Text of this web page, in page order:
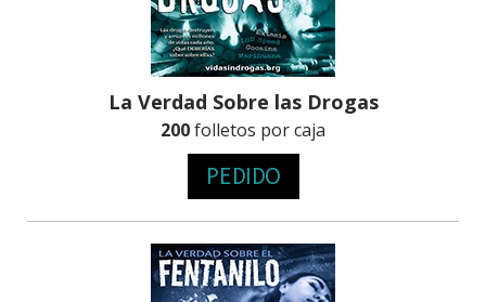
La Verdad Sobre las Drogas
200folletos por caja
PEDIDO